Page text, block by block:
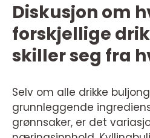
Diskusjon om
forskjellige
skiller seg fra
Selv om alle drikke
grunnleggende
grønnsaker, er det